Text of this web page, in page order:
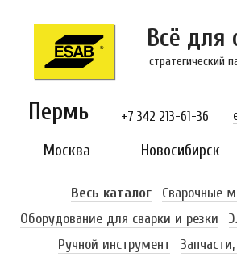
Всё для
стратегический
Пермь +7 342 213-61-36
Москва Новосибирск
Весь каталог
Сварочные
Оборудование для сварки и резки
Ручной инструмент